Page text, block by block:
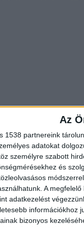
Az
1538 partnereink
adatokat
személyre szabott
és
A
adatkezelést
információkhoz
bizonyos
kilométerénél,
Vármegyei